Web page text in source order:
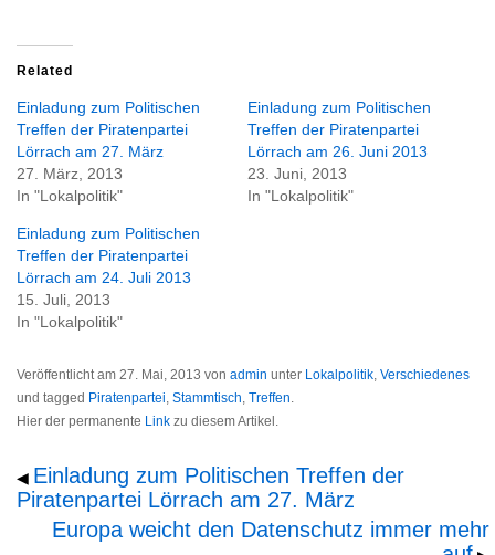
Related
Einladung zum Politischen
Treffen der Piratenpartei
Lörrach am 27. März
27. März, 2013
In "Lokalpolitik"
Einladung zum Politischen
Treffen der Piratenpartei
Lörrach am 26. Juni 2013
23. Juni, 2013
In "Lokalpolitik"
Einladung zum Politischen
Treffen der Piratenpartei
Lörrach am 24. Juli 2013
15. Juli, 2013
In "Lokalpolitik"
Veröffentlicht am 27. Mai, 2013 von admin unter Lokalpolitik, Verschiedenes
und tagged Piratenpartei, Stammtisch, Treffen.
Hier der permanente Link zu diesem Artikel.
◀ Einladung zum Politischen Treffen der
Piratenpartei Lörrach am 27. März
Europa weicht den Datenschutz immer mehr